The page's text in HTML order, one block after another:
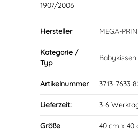
1907/2006
Hersteller MEGA-
Kategorie /
Typ
Artikelnummer 3713-7633-
Lieferzeit: 3-6
Größe 40 cm x 40